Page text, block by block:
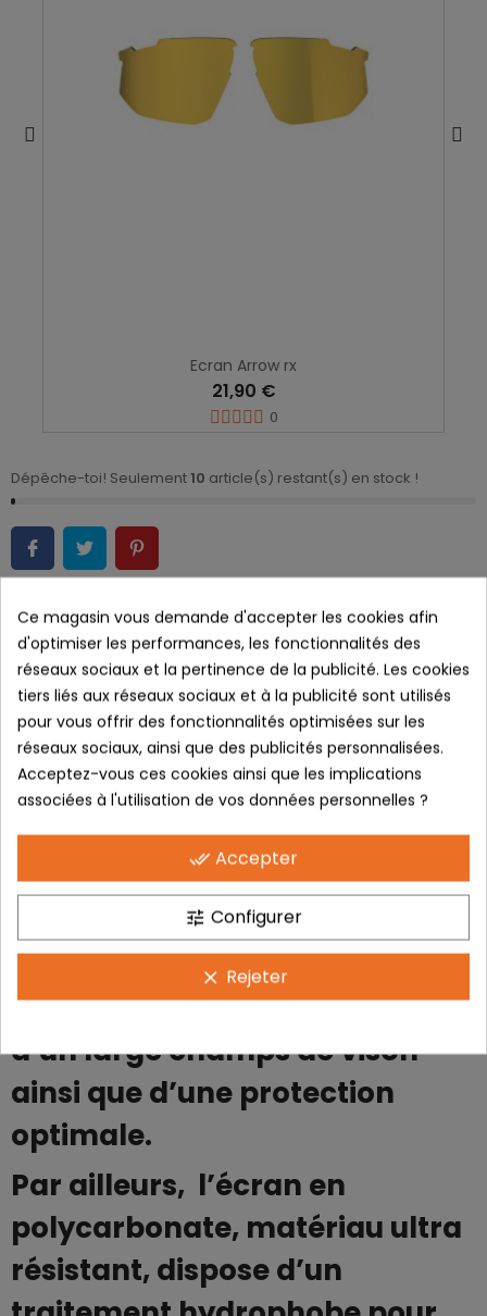
Ecran Arrow rx
21,90 €
0
Dépêche-toi! Seulement10 article(s) restant(s) en stock !
Paiement sécurisé Certificat SSL
Livraison GRATUITE A partir de 80€ (France)
Politique retours Sous 14 Jours
Donnez votre avis
AZR ECRAN ARROW RX.
Grâce au nouvel écran
cylindrique, vous disposerez
d’un large champs de vison
ainsi que d’une protection
optimale.
Par ailleurs, l’écran en
polycarbonate, matériau ultra
résistant, dispose d’un
Ce magasin vous demande d'accepter les cookies afin
d'optimiser les performances, les fonctionnalités des
réseaux sociaux et la pertinence de la publicité. Les cookies
tiers liés aux réseaux sociaux et à la publicité sont utilisés
pour vous offrir des fonctionnalités optimisées sur les
réseaux sociaux, ainsi que des publicités personnalisées.
Acceptez-vous ces cookies ainsi que les implications
associées à l'utilisation de vos données personnelles ?
done_all Accepter
tune Configurer
clear Rejeter